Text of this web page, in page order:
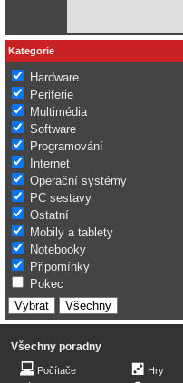
Kategorie
Hardware
Periferie
Multimédia
Software
Programování
Internet
Operační systémy
PC sestavy
Ostatní
Mobily a tablety
Notebooky
Připomínky
Pokec
Všechny poradny
Počítače Hry